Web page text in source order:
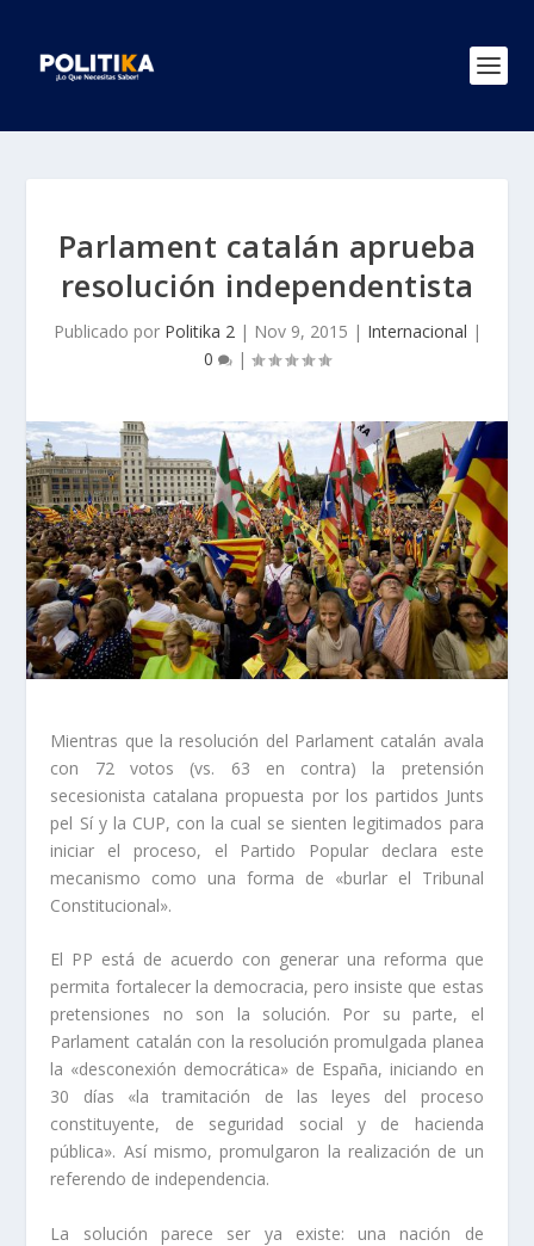
Parlament catalán aprueba
resolución independentista
Publicado por Politika 2| Nov 9, 2015 | Internacional |
0
|
Mientras que la resolución del Parlament catalán avala
con 72 votos (vs. 63 en contra) la pretensión
secesionista catalana propuesta por los partidos Junts
pel Sí y la CUP, con la cual se sienten legitimados para
iniciar el proceso, el Partido Popular declara este
mecanismo como una forma de «burlar el Tribunal
Constitucional».
El PP está de acuerdo con generar una reforma que
permita fortalecer la democracia, pero insiste que estas
pretensiones no son la solución. Por su parte, el
Parlament catalán con la resolución promulgada planea
la «desconexión democrática» de España, iniciando en
30 días «la tramitación de las leyes del proceso
constituyente, de seguridad social y de hacienda
pública». Así mismo, promulgaron la realización de un
referendo de independencia.
La solución parece ser ya existe: una nación de